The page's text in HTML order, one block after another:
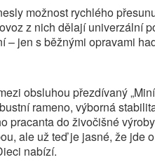
možnost rychlého
z nich dělají univerzální
jen s běžnými opravami
obsluhou přezdívaný
rameno, výborná
pracanta do živočišné
ale už teď je jasné, že jde
nabízí.